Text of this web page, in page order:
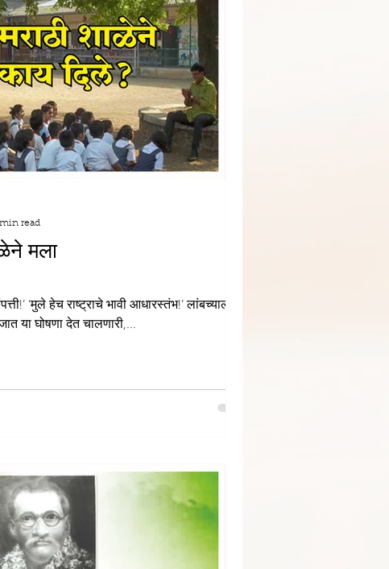
मला
दिले?
‘मुले हेच राष्ट्राचे भावी आधारस्तंभ!’ लांबच्यालांब
या घोषणा देत चालणारी,...
read